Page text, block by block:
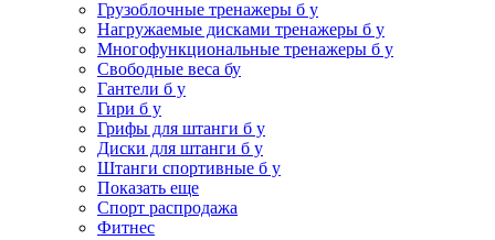
Грузоблочные тренажеры б у
Нагружаемые дисками тренажеры б у
Многофункциональные тренажеры б у
Свободные веса бу
Гантели б у
Гири б у
Грифы для штанги б у
Диски для штанги б у
Штанги спортивные б у
Показать еще
Спорт распродажа
Фитнес